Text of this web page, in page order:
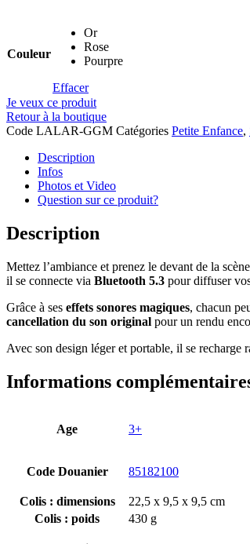
Couleur
Or
Rose
Pourpre
Effacer
Je veux ce produit
Retour à la boutique
Code LALAR-GGM Catégories Petite Enfance,
Description
Infos
Photos et Video
Question sur ce produit?
Description
Mettez l’ambiance et prenez le devant de la
il se connecte via Bluetooth 5.3 pour diffuser
Grâce à ses effets sonores magiques, chacun
cancellation du son original pour un rendu
Avec son design léger et portable, il se recharge
Informations
Age 3+
Code Douanier 85182100
Colis : dimensions
22,5 x 9,5 x 9,5 cm
Colis : poids
430 g